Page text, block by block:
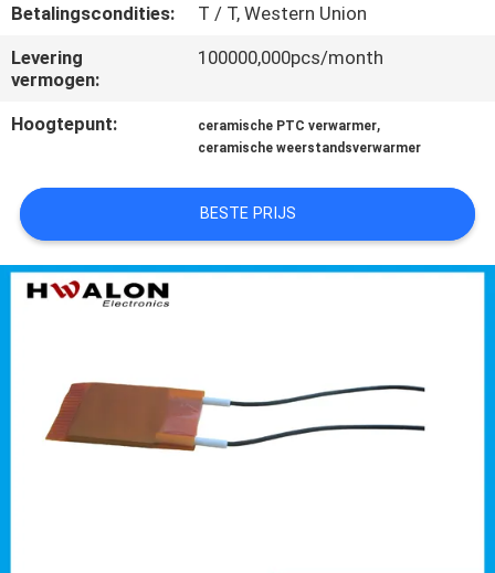
OP
NIEUWS
OFFERTE
AANVRAGEN
SITEMAP
Betalingscondities:
T / T, Western Union
Levering
vermogen:
100000,000pcs/month
Hoogtepunt: ceramische PTC verwarmer,
ceramische weerstandsverwarmer
BESTE PRIJS